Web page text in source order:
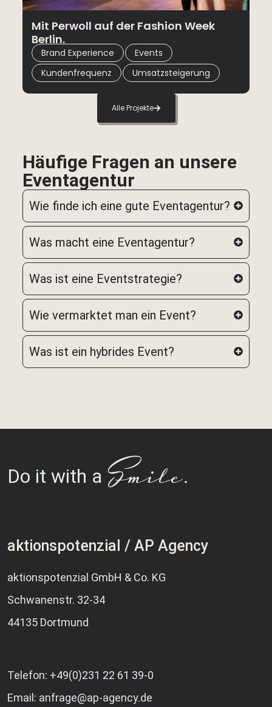
Mit Perwoll auf der Fashion Week
Berlin.
Brand Experience Events
Kundenfrequenz Umsatzsteigerung
Alle Projekte
Häufige Fragen an unsere
Eventagentur
Wie finde ich eine gute Eventagentur?
Was macht eine Eventagentur?
Was ist eine Eventstrategie?
Wie vermarktet man ein Event?
Was ist ein hybrides Event?
Do it with a Smile.
aktionspotenzial / AP Agency
aktionspotenzial GmbH & Co. KG
Schwanenstr. 32-34
44135 Dortmund
Telefon: +49(0)231 22 61 39-0
Email: anfrage@ap-agency.de